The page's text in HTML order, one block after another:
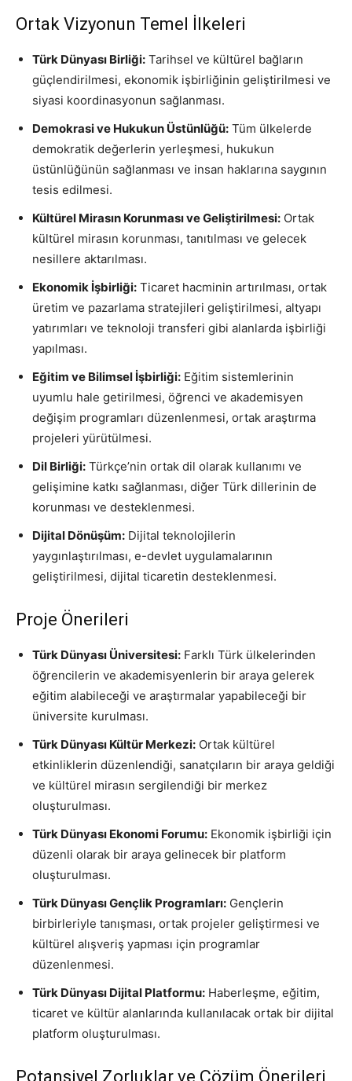
Ortak Vizyonun Temel İlkeleri
Türk Dünyası Birliği: Tarihsel ve kültürel bağların
güçlendirilmesi, ekonomik işbirliğinin geliştirilmesi ve
siyasi koordinasyonun sağlanması.
Demokrasi ve Hukukun Üstünlüğü: Tüm ülkelerde
demokratik değerlerin yerleşmesi, hukukun
üstünlüğünün sağlanması ve insan haklarına saygının
tesis edilmesi.
Kültürel Mirasın Korunması ve Geliştirilmesi: Ortak
kültürel mirasın korunması, tanıtılması ve gelecek
nesillere aktarılması.
Ekonomik İşbirliği: Ticaret hacminin artırılması, ortak
üretim ve pazarlama stratejileri geliştirilmesi, altyapı
yatırımları ve teknoloji transferi gibi alanlarda işbirliği
yapılması.
Eğitim ve Bilimsel İşbirliği: Eğitim sistemlerinin
uyumlu hale getirilmesi, öğrenci ve akademisyen
değişim programları düzenlenmesi, ortak araştırma
projeleri yürütülmesi.
Dil Birliği: Türkçe’nin ortak dil olarak kullanımı ve
gelişimine katkı sağlanması, diğer Türk dillerinin de
korunması ve desteklenmesi.
Dijital Dönüşüm: Dijital teknolojilerin
yaygınlaştırılması, e-devlet uygulamalarının
geliştirilmesi, dijital ticaretin desteklenmesi.
Proje Önerileri
Türk Dünyası Üniversitesi: Farklı Türk ülkelerinden
öğrencilerin ve akademisyenlerin bir araya gelerek
eğitim alabileceği ve araştırmalar yapabileceği bir
üniversite kurulması.
Türk Dünyası Kültür Merkezi: Ortak kültürel
etkinliklerin düzenlendiği, sanatçıların bir araya geldiği
ve kültürel mirasın sergilendiği bir merkez
oluşturulması.
Türk Dünyası Ekonomi Forumu: Ekonomik işbirliği için
düzenli olarak bir araya gelinecek bir platform
oluşturulması.
Türk Dünyası Gençlik Programları: Gençlerin
birbirleriyle tanışması, ortak projeler geliştirmesi ve
kültürel alışveriş yapması için programlar
düzenlenmesi.
Türk Dünyası Dijital Platformu: Haberleşme, eğitim,
ticaret ve kültür alanlarında kullanılacak ortak bir dijital
platform oluşturulması.
Potansiyel Zorluklar ve Çözüm Önerileri